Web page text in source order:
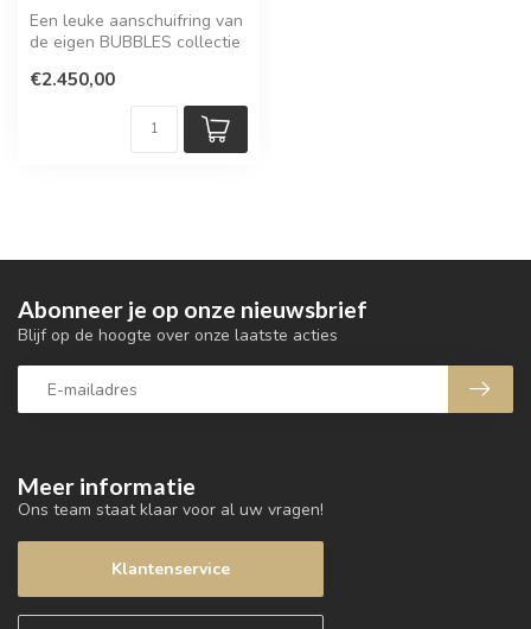
Een leuke aanschuifring van
de eigen BUBBLES collectie
€2.450,00
Meer informatie
Ons team staat klaar voor al uw vragen!
Klantenservice
Abonneer je op onze nieuwsbrief
Blijf op de hoogte over onze laatste acties